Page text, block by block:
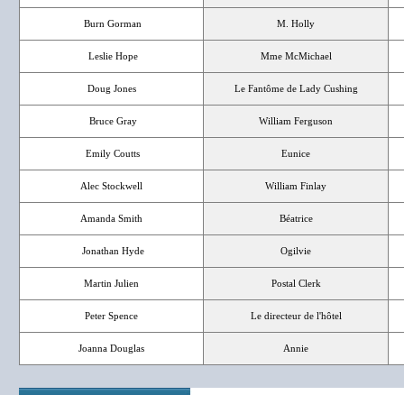
Burn Gorman M. Holly
Leslie Hope Mme McMichael
Doug Jones Le Fantôme de Lady Cushing
Bruce Gray William Ferguson
Emily Coutts Eunice
Alec Stockwell William Finlay
Amanda Smith Béatrice
Jonathan Hyde Ogilvie
Martin Julien Postal Clerk
Peter Spence Le directeur de l'hôtel
Joanna Douglas Annie